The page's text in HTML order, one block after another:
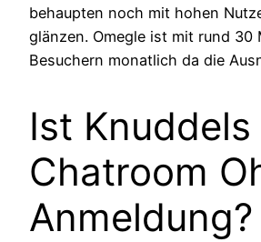
behaupten noch mit hohen
glänzen. Omegle ist mit rund 30
Besuchern monatlich da die
Ist Knuddels
Chatroom
Anmeldung?